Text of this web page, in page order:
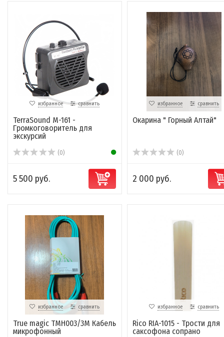
избранное сравнить
TerraSound M-161 -
Громкоговоритель для
экскурсий
(0)
5 500 руб.
избранное сравнить
Окарина " Горный Алтай"
(0)
2 000 руб.
избранное сравнить
True magic TMH003/3M Кабель
микрофонный
избранное сравнить
Rico RIA-1015 - Трости для
саксофона сопрано